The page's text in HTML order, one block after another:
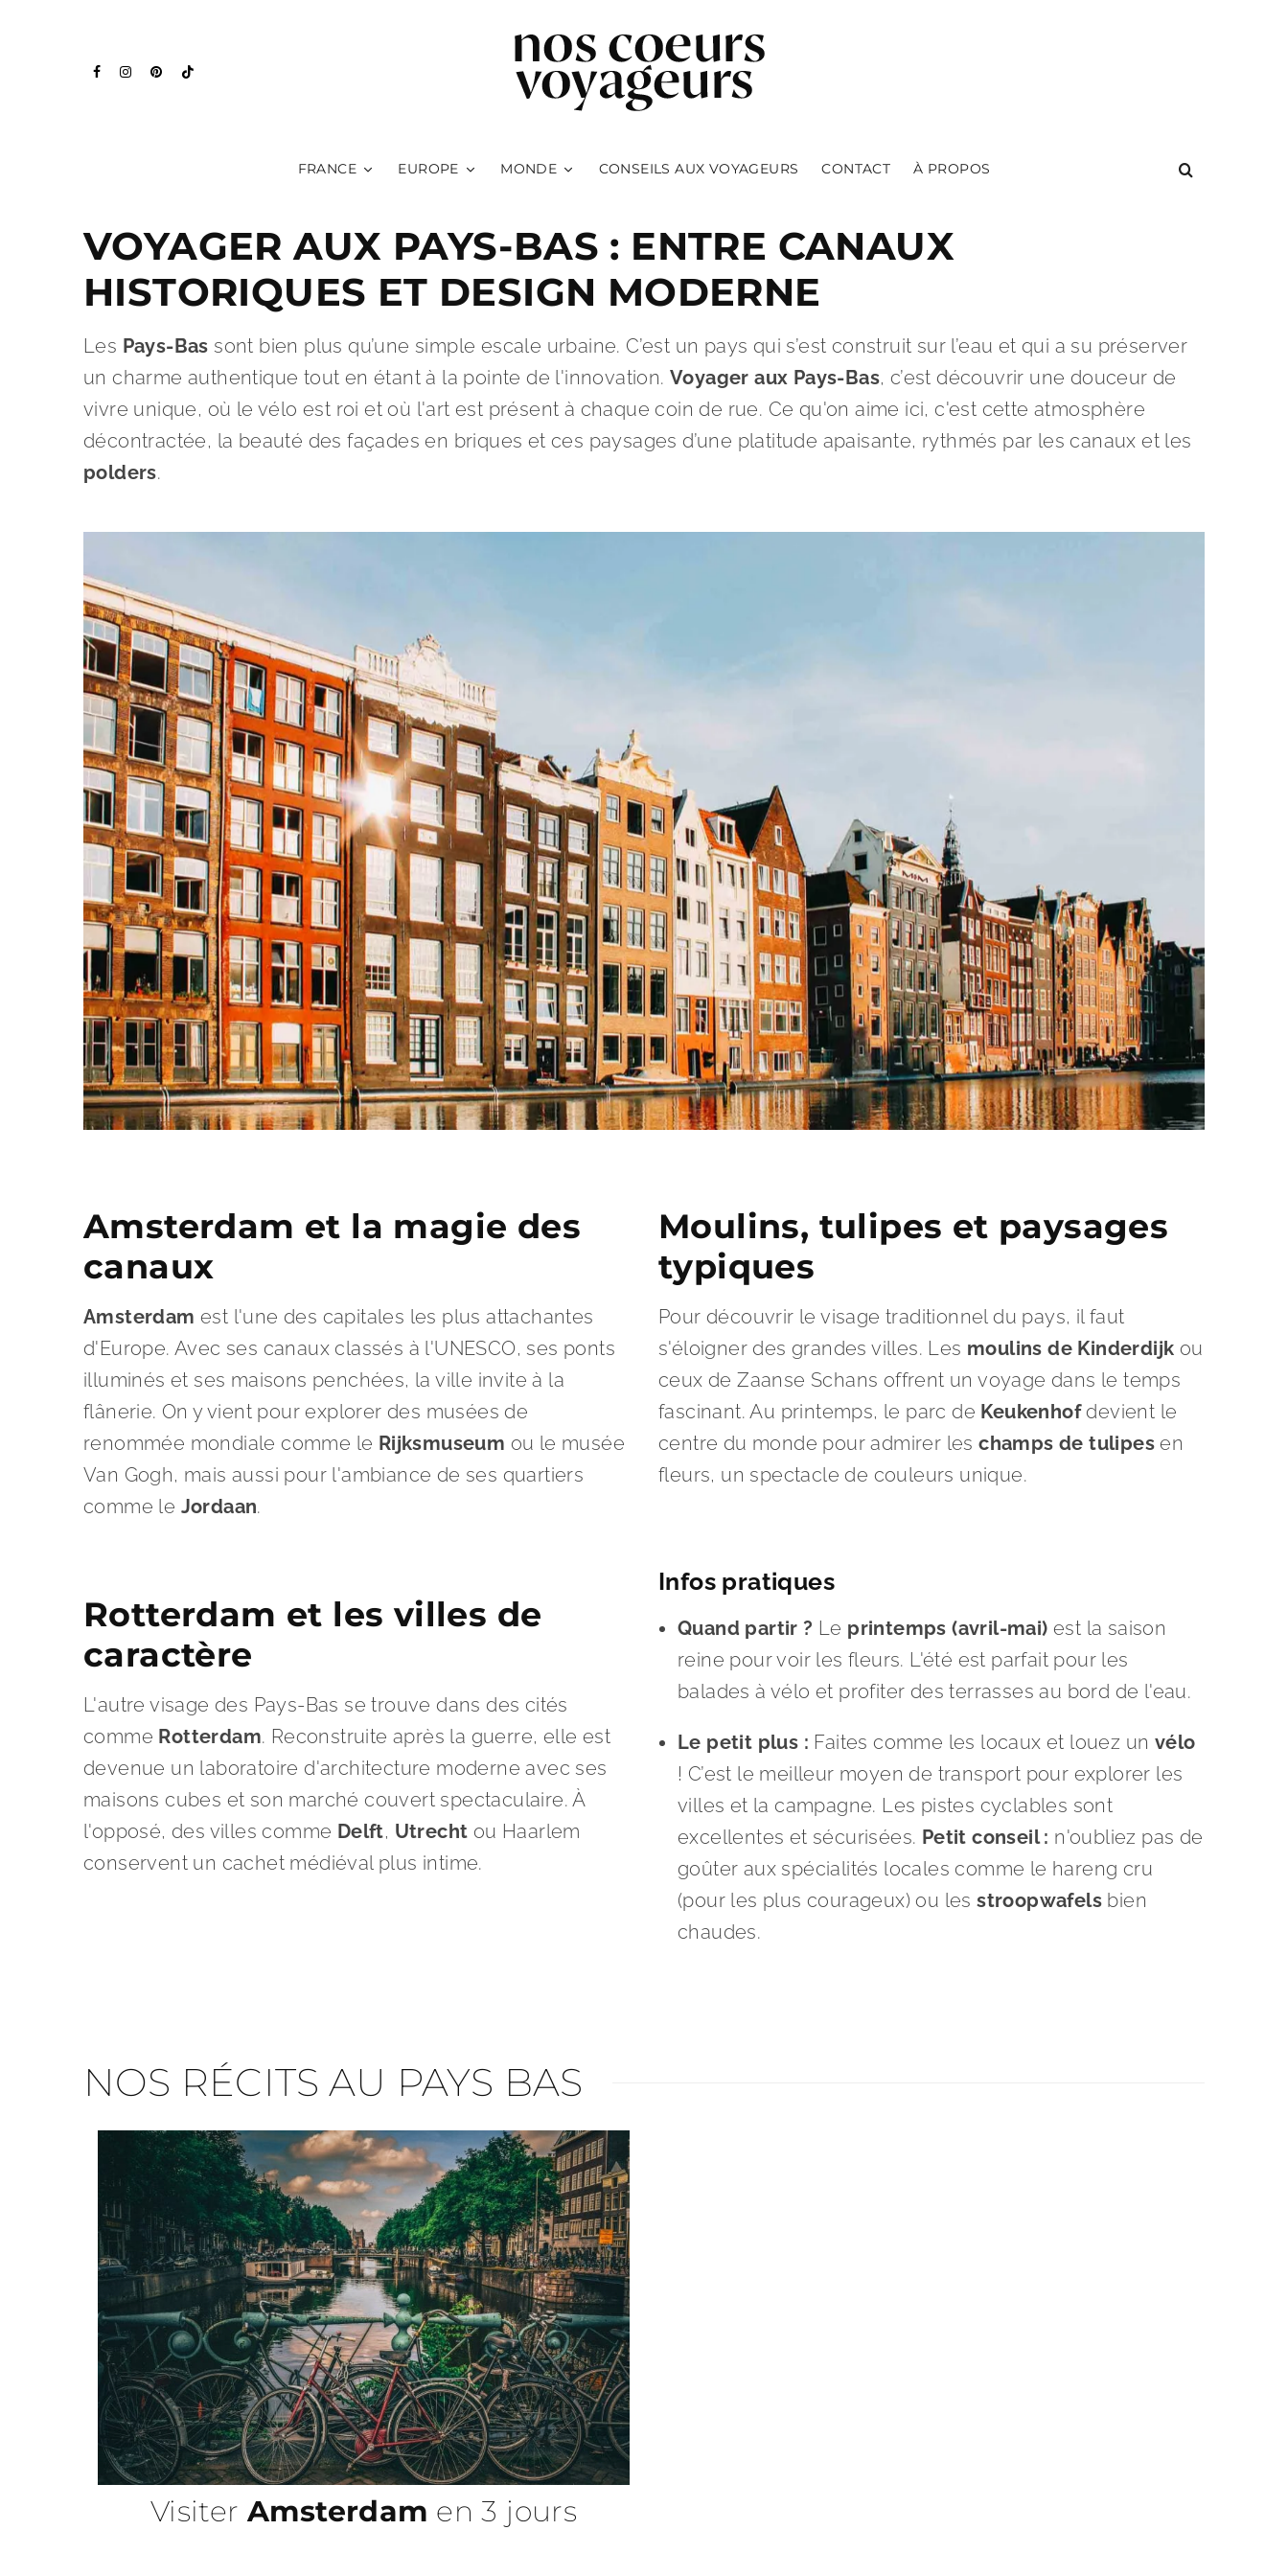
FRANCE EUROPE MONDE CONSEILS AUX VOYAGEURS CONTACT À PROPOS
VOYAGER AUX PAYS-BAS : ENTRE CANAUX
HISTORIQUES ET DESIGN MODERNE
Les Pays-Bas sont bien plus qu’une simple escale urbaine. C’est un pays qui s’est construit sur l’eau et qui a su préserver
un charme authentique tout en étant à la pointe de l'innovation. Voyager aux Pays-Bas, c’est découvrir une douceur de
vivre unique, où le vélo est roi et où l'art est présent à chaque coin de rue. Ce qu'on aime ici, c'est cette atmosphère
décontractée, la beauté des façades en briques et ces paysages d’une platitude apaisante, rythmés par les canaux et les
polders.
Amsterdam et la magie des
canaux
Amsterdam est l'une des capitales les plus attachantes
d'Europe. Avec ses canaux classés à l'UNESCO, ses ponts
illuminés et ses maisons penchées, la ville invite à la
flânerie. On y vient pour explorer des musées de
renommée mondiale comme le Rijksmuseum ou le musée
Van Gogh, mais aussi pour l'ambiance de ses quartiers
comme le Jordaan.
Rotterdam et les villes de
caractère
L'autre visage des Pays-Bas se trouve dans des cités
comme Rotterdam. Reconstruite après la guerre, elle est
devenue un laboratoire d'architecture moderne avec ses
maisons cubes et son marché couvert spectaculaire. À
l'opposé, des villes comme Delft, Utrecht ou Haarlem
conservent un cachet médiéval plus intime.
Moulins, tulipes et paysages
typiques
Pour découvrir le visage traditionnel du pays, il faut
s'éloigner des grandes villes. Les moulins de Kinderdijk ou
ceux de Zaanse Schans offrent un voyage dans le temps
fascinant. Au printemps, le parc de Keukenhofdevient le
centre du monde pour admirer leschamps de tulipes en
fleurs, un spectacle de couleurs unique.
Infos pratiques
Quand partir ? Le printemps (avril-mai) est la saison
reine pour voir les fleurs. L'été est parfait pour les
balades à vélo et profiter des terrasses au bord de l'eau.
Le petit plus : Faites comme les locaux et louez un vélo
! C’est le meilleur moyen de transport pour explorer les
villes et la campagne. Les pistes cyclables sont
excellentes et sécurisées. Petit conseil : n'oubliez pas de
goûter aux spécialités locales comme le hareng cru
(pour les plus courageux) ou lesstroopwafels bien
chaudes.
NOS RÉCITS AU PAYS BAS
VisiterAmsterdam en 3 jours